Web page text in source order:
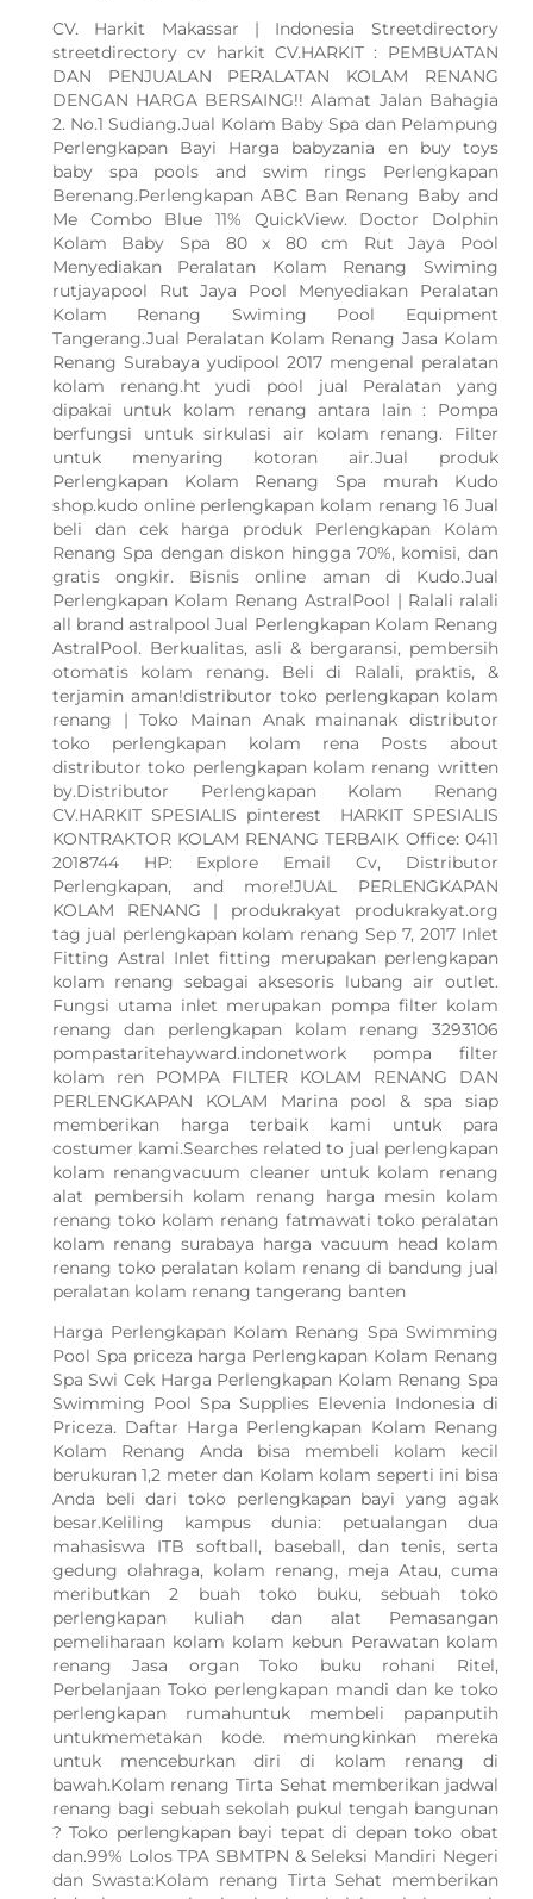
CV. Harkit Makassar | Indonesia Streetdirectory
streetdirectory cv harkit CV.HARKIT : PEMBUATAN
DAN PENJUALAN PERALATAN KOLAM RENANG
DENGAN HARGA BERSAING!! Alamat Jalan Bahagia
2. No.1 Sudiang.Jual Kolam Baby Spa dan Pelampung
Perlengkapan Bayi Harga babyzania en buy toys
baby spa pools and swim rings Perlengkapan
Berenang.Perlengkapan ABC Ban Renang Baby and
Me Combo Blue 11% QuickView. Doctor Dolphin
Kolam Baby Spa 80 x 80 cm Rut Jaya Pool
Menyediakan Peralatan Kolam Renang Swiming
rutjayapool Rut Jaya Pool Menyediakan Peralatan
Kolam Renang Swiming Pool Equipment
Tangerang.Jual Peralatan Kolam Renang Jasa Kolam
Renang Surabaya yudipool 2017 mengenal peralatan
kolam renang.ht yudi pool jual Peralatan yang
dipakai untuk kolam renang antara lain : Pompa
berfungsi untuk sirkulasi air kolam renang. Filter
untuk menyaring kotoran air.Jual produk
Perlengkapan Kolam Renang Spa murah Kudo
shop.kudo online perlengkapan kolam renang 16 Jual
beli dan cek harga produk Perlengkapan Kolam
Renang Spa dengan diskon hingga 70%, komisi, dan
gratis ongkir. Bisnis online aman di Kudo.Jual
Perlengkapan Kolam Renang AstralPool | Ralali ralali
all brand astralpool Jual Perlengkapan Kolam Renang
AstralPool. Berkualitas, asli & bergaransi, pembersih
otomatis kolam renang. Beli di Ralali, praktis, &
terjamin aman!distributor toko perlengkapan kolam
renang | Toko Mainan Anak mainanak distributor
toko perlengkapan kolam rena Posts about
distributor toko perlengkapan kolam renang written
by.Distributor Perlengkapan Kolam Renang
CV.HARKIT SPESIALIS pinterest HARKIT SPESIALIS
KONTRAKTOR KOLAM RENANG TERBAIK Office: 0411
2018744 HP: Explore Email Cv, Distributor
Perlengkapan, and more!JUAL PERLENGKAPAN
KOLAM RENANG | produkrakyat produkrakyat.org
tag jual perlengkapan kolam renang Sep 7, 2017 Inlet
Fitting Astral Inlet fitting merupakan perlengkapan
kolam renang sebagai aksesoris lubang air outlet.
Fungsi utama inlet merupakan pompa filter kolam
renang dan perlengkapan kolam renang 3293106
pompastaritehayward.indonetwork pompa filter
kolam ren POMPA FILTER KOLAM RENANG DAN
PERLENGKAPAN KOLAM Marina pool & spa siap
memberikan harga terbaik kami untuk para
costumer kami.Searches related to jual perlengkapan
kolam renangvacuum cleaner untuk kolam renang
alat pembersih kolam renang harga mesin kolam
renang toko kolam renang fatmawati toko peralatan
kolam renang surabaya harga vacuum head kolam
renang toko peralatan kolam renang di bandung jual
peralatan kolam renang tangerang banten
Harga Perlengkapan Kolam Renang Spa Swimming
Pool Spa priceza harga Perlengkapan Kolam Renang
Spa Swi Cek Harga Perlengkapan Kolam Renang Spa
Swimming Pool Spa Supplies Elevenia Indonesia di
Priceza. Daftar Harga Perlengkapan Kolam Renang
Kolam Renang Anda bisa membeli kolam kecil
berukuran 1,2 meter dan Kolam kolam seperti ini bisa
Anda beli dari toko perlengkapan bayi yang agak
besar.Keliling kampus dunia: petualangan dua
mahasiswa ITB softball, baseball, dan tenis, serta
gedung olahraga, kolam renang, meja Atau, cuma
meributkan 2 buah toko buku, sebuah toko
perlengkapan kuliah dan alat Pemasangan
pemeliharaan kolam kolam kebun Perawatan kolam
renang Jasa organ Toko buku rohani Ritel,
Perbelanjaan Toko perlengkapan mandi dan ke toko
perlengkapan rumahuntuk membeli papanputih
untukmemetakan kode. memungkinkan mereka
untuk menceburkan diri di kolam renang di
bawah.Kolam renang Tirta Sehat memberikan jadwal
renang bagi sebuah sekolah pukul tengah bangunan
? Toko perlengkapan bayi tepat di depan toko obat
dan.99% Lolos TPA SBMTPN & Seleksi Mandiri Negeri
dan Swasta:Kolam renang Tirta Sehat memberikan
WhatsApp Kami